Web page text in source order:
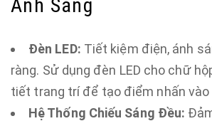
Ánh Sáng
Đèn LED: Tiết kiệm điện, ánh
ràng. Sử dụng đèn LED cho chữ
tiết trang trí để tạo điểm nhấn vào
Hệ Thống Chiếu Sáng Đều: